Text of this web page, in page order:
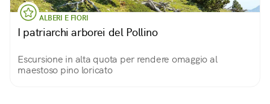
ALBERI E FIORI
I patriarchi arborei del Pollino
Escursione in alta quota per rendere omaggio al
maestoso pino loricato